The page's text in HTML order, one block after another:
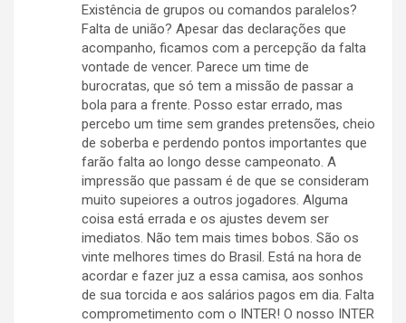
Existência de grupos ou comandos paralelos?
Falta de união? Apesar das declarações que
acompanho, ficamos com a percepção da falta
vontade de vencer. Parece um time de
burocratas, que só tem a missão de passar a
bola para a frente. Posso estar errado, mas
percebo um time sem grandes pretensões, cheio
de soberba e perdendo pontos importantes que
farão falta ao longo desse campeonato. A
impressão que passam é de que se consideram
muito supeiores a outros jogadores. Alguma
coisa está errada e os ajustes devem ser
imediatos. Não tem mais times bobos. São os
vinte melhores times do Brasil. Está na hora de
acordar e fazer juz a essa camisa, aos sonhos
de sua torcida e aos salários pagos em dia. Falta
comprometimento com o INTER! O nosso INTER